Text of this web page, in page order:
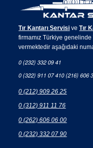
Tır Kantarı Servisi veTır
firmamız Türkiye genelinde
vermektedir aşağıdaki
0 (232) 332 09 41
0 (322) 911 07 410 (216) 606
0 (212) 909 26 25
0 (312) 911 11 76
0 (262) 606 06 00
0 (232) 332 07 90